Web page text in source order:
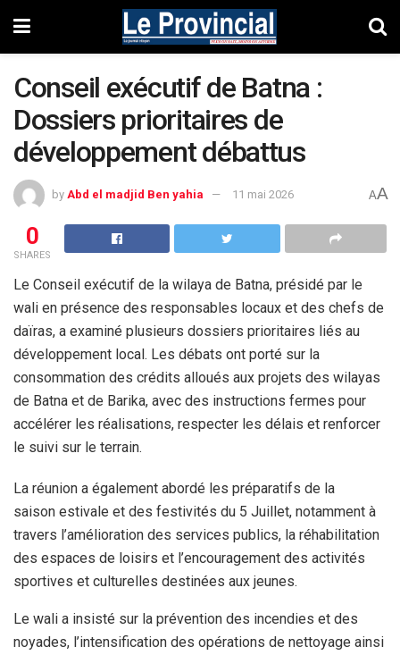
Conseil exécutif de Batna :
Dossiers prioritaires de
développement débattus
by Abd el madjid Ben yahia 11 mai 2026 AA
0
SHARES
Le Conseil exécutif de la wilaya de Batna, présidé par le
wali en présence des responsables locaux et des chefs de
daïras, a examiné plusieurs dossiers prioritaires liés au
développement local. Les débats ont porté sur la
consommation des crédits alloués aux projets des wilayas
de Batna et de Barika, avec des instructions fermes pour
accélérer les réalisations, respecter les délais et renforcer
le suivi sur le terrain.
La réunion a également abordé les préparatifs de la
saison estivale et des festivités du 5 Juillet, notamment à
travers l’amélioration des services publics, la réhabilitation
des espaces de loisirs et l’encouragement des activités
sportives et culturelles destinées aux jeunes.
Le wali a insisté sur la prévention des incendies et des
noyades, l’intensification des opérations de nettoyage ainsi